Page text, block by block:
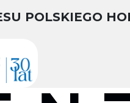
POLSKIEGO